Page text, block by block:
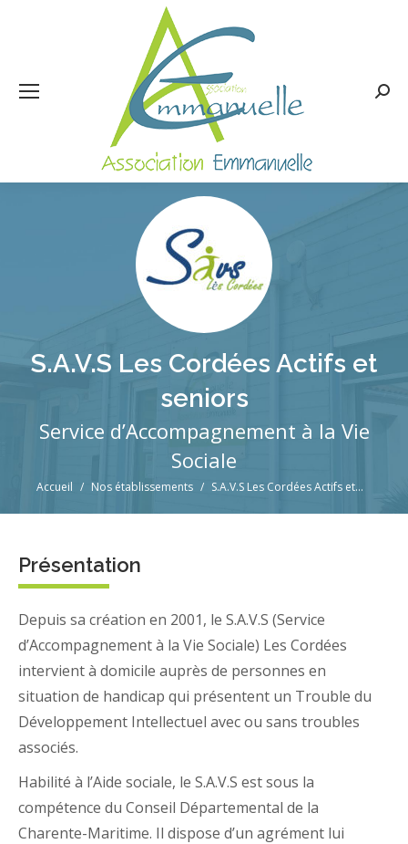
S.A.V.S Les Cordées Actifs et
seniors
Service d’Accompagnement à la Vie
Sociale
Vous êtes ici :
Accueil Nos établissements S.A.V.S Les Cordées Actifs et…
Présentation
Depuis sa création en 2001, le S.A.V.S (Service
d’Accompagnement à la Vie Sociale) Les Cordées
intervient à domicile auprès de personnes en
situation de handicap qui présentent un Trouble du
Développement Intellectuel avec ou sans troubles
associés.
Habilité à l’Aide sociale, le S.A.V.S est sous la
compétence du Conseil Départemental de la
Charente-Maritime. Il dispose d’un agrément lui